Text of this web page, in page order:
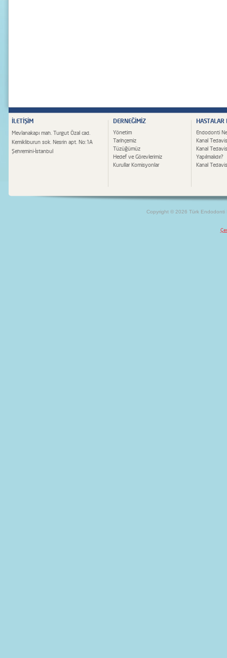
İLETİŞİM
Mevlanakapı mah. Turgut Özal cad.
Kemikliburun sok. Nesrin apt. No:1A
Şehremini-İstanbul
DERNEĞİMİZ
Yönetim
Tarihçemiz
Tüzüğümüz
Hedef ve Görevlerimiz
Kurullar Komisyonlar
HASTALAR
Endodonti
Kanal
Kanal
Yapılmalıdır?
Kanal
Copyright © 2026 Türk Endodonti